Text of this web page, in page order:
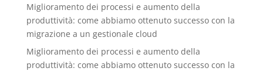
Miglioramento dei processi e aumento della
produttività: come abbiamo ottenuto successo con la
migrazione a un gestionale cloud
Miglioramento dei processi e aumento della
produttività: come abbiamo ottenuto successo con la